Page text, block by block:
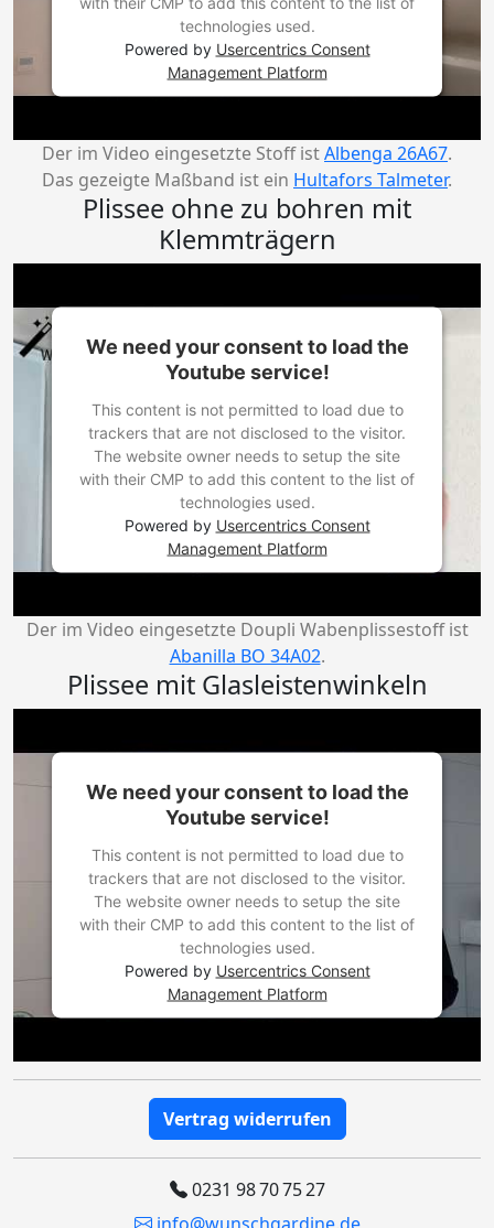
technologies used.
Powered by Usercentrics Consent
Management Platform
Der im Video eingesetzte Stoff istAlbenga 26A67.
Das gezeigte Maßband ist ein Hultafors Talmeter.
Plissee ohne zu bohren mit
Klemmträgern
We need your consent to load the
Youtube service!
This content is not permitted to load due to
trackers that are not disclosed to the visitor.
The website owner needs to setup the site
with their CMP to add this content to the list of
technologies used.
Powered by Usercentrics Consent
Management Platform
Der im Video eingesetzte Doupli Wabenplissestoff ist
Abanilla BO 34A02.
Plissee mit Glasleistenwinkeln
We need your consent to load the
Youtube service!
This content is not permitted to load due to
trackers that are not disclosed to the visitor.
The website owner needs to setup the site
with their CMP to add this content to the list of
technologies used.
Powered by Usercentrics Consent
Management Platform
Vertrag widerrufen
0231 98 70 75 27